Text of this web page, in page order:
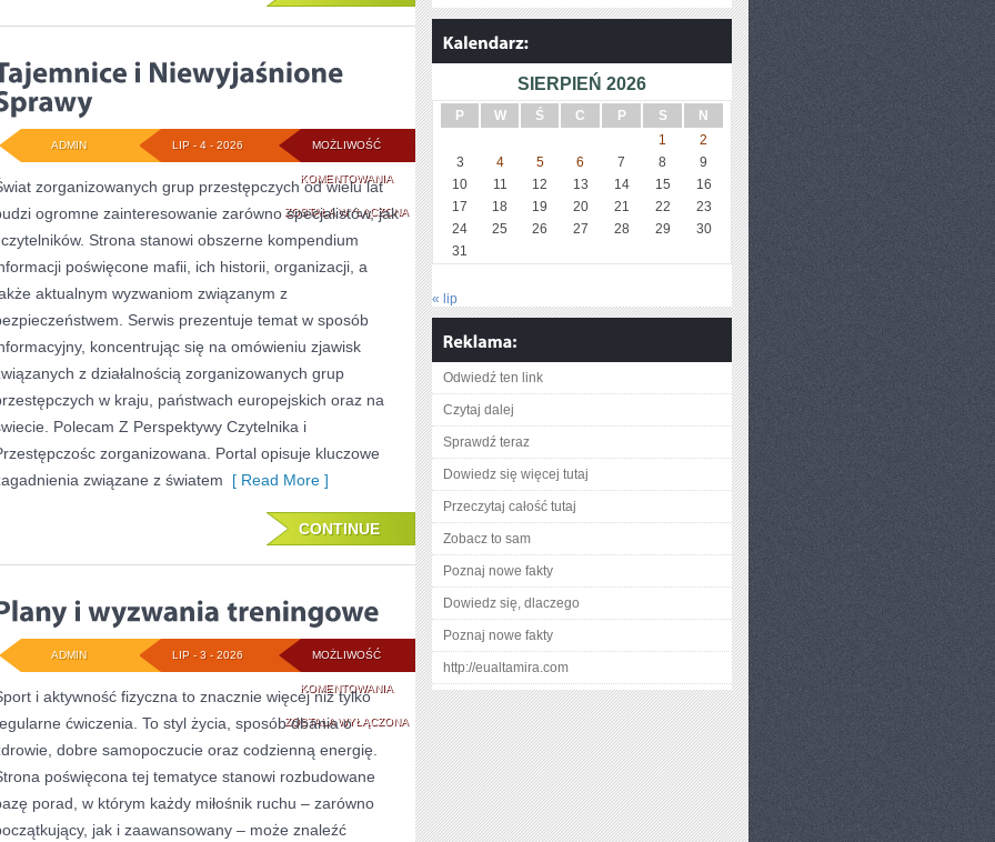
MOŻLIWOŚĆ
KOMENTOWANIATAJEMNICE
I
NIEWYJAŚNIONE
SPRAWY
ZOSTAŁA WYŁĄCZONA
LIP - 4 - 2026
ADMIN
zorganizowanych grup przestępczych od wielu lat
ogromne zainteresowanie zarówno specjalistów, jak
Strona stanowi obszerne kompendium
poświęcone mafii, ich historii, organizacji, a
aktualnym wyzwaniom związanym z
Serwis prezentuje temat w sposób
koncentrując się na omówieniu zjawisk
z działalnością zorganizowanych grup
w kraju, państwach europejskich oraz na
Polecam Z Perspektywy Czytelnika i
zorganizowana. Portal opisuje kluczowe
związane z światem [ Read More ]
CONTINUE
MOŻLIWOŚĆ
KOMENTOWANIAPLANY
I
WYZWANIA
TRENINGOWE
ZOSTAŁA WYŁĄCZONA
LIP - 3 - 2026
ADMIN
i aktywność fizyczna to znacznie więcej niż tylko
ćwiczenia. To styl życia, sposób dbania o
dobre samopoczucie oraz codzienną energię.
poświęcona tej tematyce stanowi rozbudowane
porad, w którym każdy miłośnik ruchu – zarówno
jak i zaawansowany – może znaleźć
SIERPIEŃ 2026
P W Ś C P S
N
1
2
3
4 5 6 7 8
9
10
11 12 13 14 15
16
17
18 19 20 21 22
23
24
25 26 27 28 29
30
31
« lip
Odwiedź ten link
Czytaj dalej
Sprawdź teraz
Dowiedz się więcej tutaj
Przeczytaj całość tutaj
Zobacz to sam
Poznaj nowe fakty
Dowiedz się, dlaczego
Poznaj nowe fakty
http://eualtamira.com